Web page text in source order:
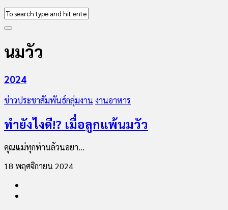
นมวัว
2024
ข่าวประชาสัมพันธ์กลุ่มงาน งานอาหาร
ทำยังไงดี!? เมื่อลูกแพ้นมวัว
คุณแม่ทุกท่านล้วนอยา...
18 พฤศจิกายน 2024